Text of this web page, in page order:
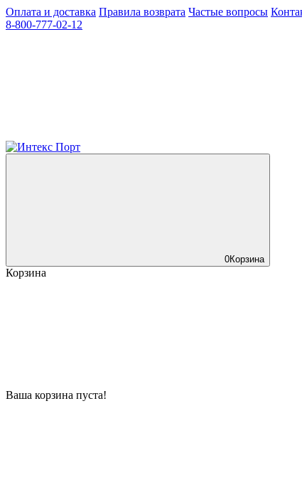
Оплата и доставка Правила возврата Частые вопросы
8-800-777-02-12
0Корзина
Корзина
Ваша корзина пуста!